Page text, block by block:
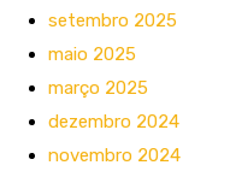
setembro 2025
maio 2025
março 2025
dezembro 2024
novembro 2024